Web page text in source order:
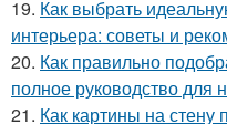
19. Как выбрать
интерьера: советы и
20. Как правильно
полное руководство для
21. Как картины на стену